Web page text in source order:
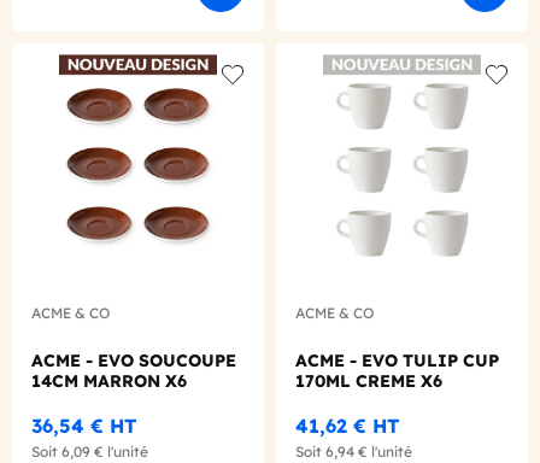
Add to wishlist
ACME & CO
ACME - EVO SOUCOUPE
14CM MARRON X6
36,54 € HT
Soit 6,09 € l'unité
ACME & CO
ACME - EVO TULIP CUP
170ML CREME X6
41,62 € HT
Soit 6,94 € l'unité